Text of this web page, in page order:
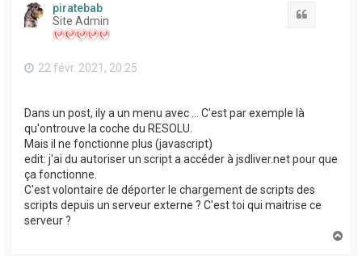
piratebab
Site Admin
22 févr. 2021, 20:25
Dans un post, ily a un menu avec ... C'est par exemple là
qu'ontrouve la coche du RESOLU.
Mais il ne fonctionne plus (javascript)
edit: j'ai du autoriser un script a accéder à jsdliver.net pour que
ça fonctionne.
C'est volontaire de déporter le chargement de scripts des
scripts depuis un serveur externe ? C'est toi qui maitrise ce
serveur ?